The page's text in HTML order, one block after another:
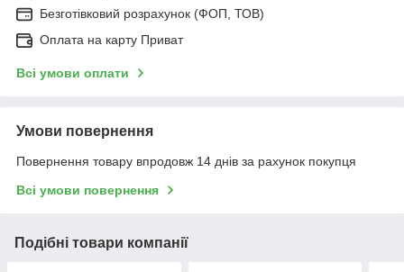
Безготівковий розрахунок (ФОП, ТОВ)
Оплата на карту Приват
Всі умови оплати
Умови повернення
Повернення товару впродовж 14 днів за рахунок покупця
Всі умови повернення
Подібні товари компанії